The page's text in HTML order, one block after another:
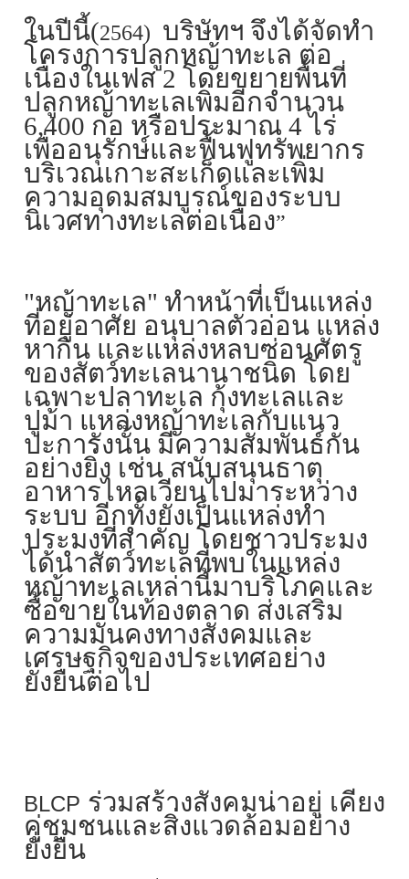
ในปีนี้(2564) บริษัทฯ จึงได้จัดทำ
โครงการปลูกหญ้าทะเล ต่อ
เนื่องในเฟส 2 โดยขยายพื้นที่
ปลูกหญ้าทะเลเพิ่มอีกจำนวน
6,400 กอ หรือประมาณ 4 ไร่
เพื่ออนุรักษ์และฟื้นฟูทรัพยากร
บริเวณเกาะสะเก็ดและเพิ่ม
ความอุดมสมบูรณ์ของระบบ
นิเวศทางทะเลต่อเนื่อง”
"หญ้าทะเล" ทำหน้าที่เป็นแหล่ง
ที่อยู่อาศัย อนุบาลตัวอ่อน แหล่ง
หากิน และแหล่งหลบซ่อนศัตรู
ของสัตว์ทะเลนานาชนิด โดย
เฉพาะปลาทะเล กุ้งทะเลและ
ปูม้า แหล่งหญ้าทะเลกับแนว
ปะการังนั้น มีความสัมพันธ์กัน
อย่างยิ่ง เช่น สนับสนุนธาตุ
อาหารไหลเวียนไปมาระหว่าง
ระบบ อีกทั้งยังเป็นแหล่งทำ
ประมงที่สำคัญ โดยชาวประมง
ได้นำสัตว์ทะเลที่พบในแหล่ง
หญ้าทะเลเหล่านี้มาบริโภคและ
ซื้อขายในท้องตลาด ส่งเสริม
ความมั่นคงทางสังคมและ
เศรษฐกิจของประเทศอย่าง
ยั่งยืนต่อไป
BLCP ร่วมสร้างสังคมน่าอยู่ เคียง
คู่ชุมชนและสิ่งแวดล้อมอย่าง
ยั่งยืน